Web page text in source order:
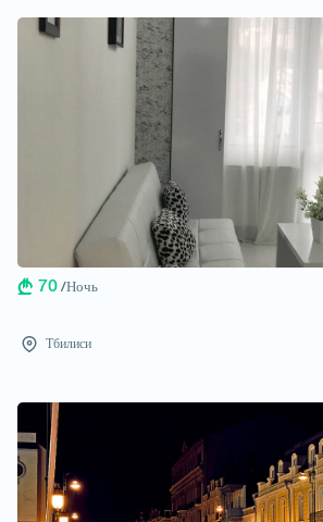
70 /Ночь
Тбилиси